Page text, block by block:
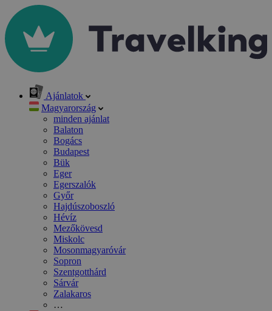
Ajánlatok
Magyarország
minden ajánlat
Balaton
Bogács
Budapest
Bük
Eger
Egerszalók
Győr
Hajdúszoboszló
Hévíz
Mezőkövesd
Miskolc
Mosonmagyaróvár
Sopron
Szentgotthárd
Sárvár
Zalakaros
…